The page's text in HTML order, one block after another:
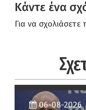
Κάντε ένα
Για να σχολιάσετε
06-08-2026